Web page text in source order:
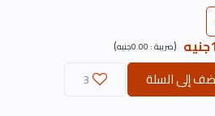
(ضريبة : 0.00جنيه )
إلى السلة 3